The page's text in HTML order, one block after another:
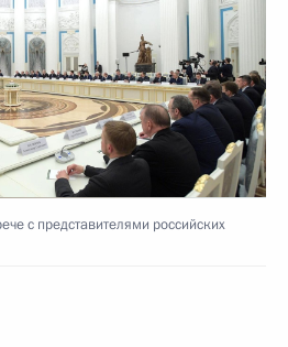
с представителями российских